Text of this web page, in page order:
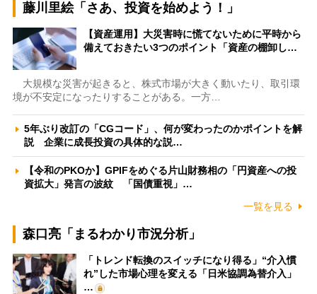
藤川里絵「さあ、投資を始めよう！」
【資産運用】大災害時に慌てないために平時から
備えておきたい3つのポイント「資産の棚卸し…
大規模な災害が起きると、株式市場が大きく動いたり、取引環
境が不安定になったりすることがある。一方…
5年ぶり改訂の「CGコード」、何が変わったのかポイントを解
説 企業に成長投資の具体的な説…
【令和のPKOか】GPIFをめぐる片山財務相の「円資産への投
資拡大」発言の波紋 「国債重視」…
一覧を見る
森口亮「まるわかり市況分析」
「トレンド転換のスイッチになり得る」“介入慣
れ”した市場心理を変える「日米協調為替介入」
…